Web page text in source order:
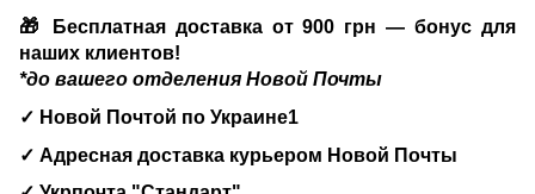
🎁 Бесплатная доставка от 900 грн — бонус для
наших клиентов!
*до вашего отделения Новой Почты
✓ Новой Почтой по Украине1
✓ Адресная доставка курьером Новой Почты